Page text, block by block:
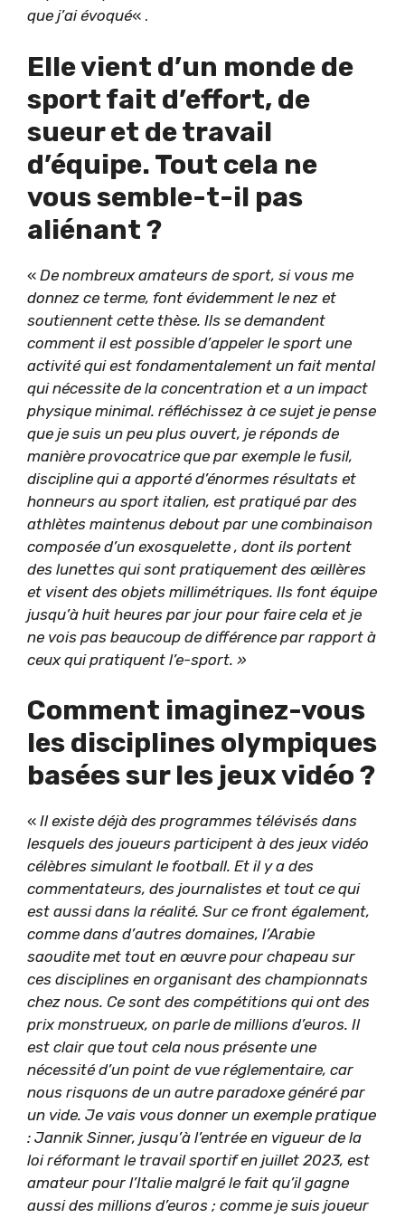
que j’ai évoqué« .
Elle vient d’un monde de
sport fait d’effort, de
sueur et de travail
d’équipe. Tout cela ne
vous semble-t-il pas
aliénant ?
« De nombreux amateurs de sport, si vous me
donnez ce terme, font évidemment le nez et
soutiennent cette thèse. Ils se demandent
comment il est possible d’appeler le sport une
activité qui est fondamentalement un fait mental
qui nécessite de la concentration et a un impact
physique minimal. réfléchissez à ce sujet je pense
que je suis un peu plus ouvert, je réponds de
manière provocatrice que par exemple le fusil,
discipline qui a apporté d’énormes résultats et
honneurs au sport italien, est pratiqué par des
athlètes maintenus debout par une combinaison
composée d’un exosquelette , dont ils portent
des lunettes qui sont pratiquement des œillères
et visent des objets millimétriques. Ils font équipe
jusqu’à huit heures par jour pour faire cela et je
ne vois pas beaucoup de différence par rapport à
ceux qui pratiquent l’e-sport. »
Comment imaginez-vous
les disciplines olympiques
basées sur les jeux vidéo ?
« Il existe déjà des programmes télévisés dans
lesquels des joueurs participent à des jeux vidéo
célèbres simulant le football. Et il y a des
commentateurs, des journalistes et tout ce qui
est aussi dans la réalité. Sur ce front également,
comme dans d’autres domaines, l’Arabie
saoudite met tout en œuvre pour chapeau sur
ces disciplines en organisant des championnats
chez nous. Ce sont des compétitions qui ont des
prix monstrueux, on parle de millions d’euros. Il
est clair que tout cela nous présente une
nécessité d’un point de vue réglementaire, car
nous risquons de un autre paradoxe généré par
un vide. Je vais vous donner un exemple pratique
: Jannik Sinner, jusqu’à l’entrée en vigueur de la
loi réformant le travail sportif en juillet 2023, est
amateur pour l’Italie malgré le fait qu’il gagne
aussi des millions d’euros ; comme je suis joueur